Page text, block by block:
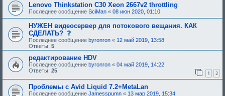
Lenovo Thinkstation C30 Xeon 2667v2 throttling
Последнее сообщение SciMan « 08 июн 2020, 01:10
НУЖЕН видеосервер для потокового вещания. КАК
СДЕЛАТЬ?
о
о
б
щ
е
н
е
,
т
Последнее сообщение byronron « 12 май 2019, 13:58
Ответы: 5
редактирование HDV
Последнее сообщение byronron « 04 май 2019, 14:22
Ответы: 25 1 2
Проблемы с Avid Liquid 7.2+MetaLan
Последнее сообщение Jamesspumn « 13 мар 2019, 15:34